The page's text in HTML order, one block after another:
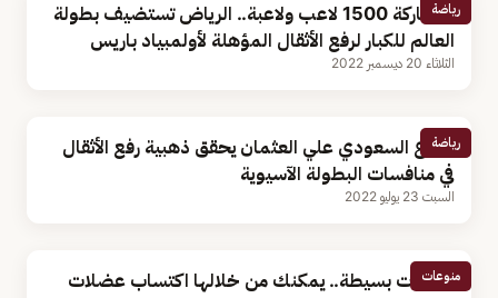
رياضة
بمشاركة 1500 لاعب ولاعبة.. الرياض تستضيف بطولة
العالم للكبار لرفع الأثقال المؤهلة لأولمبياد باريس
الثلاثاء 20 ديسمبر 2022
رياضة
الربّاع السعودي علي العثمان يحقق ذهبية رفع الأثقال
في منافسات البطولة الآسيوية
السبت 23 يوليو 2022
منوعات
خطوات بسيطة.. يمكنك من خلالها اكتساب عضلات